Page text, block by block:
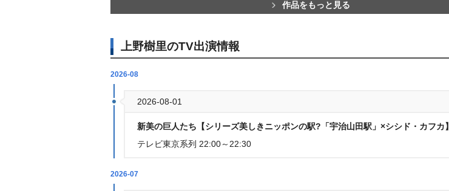
作品をもっと見る
上野樹里のTV出演情報
2026-08
2026-08-01
新美の巨人たち【シリーズ美しきニッポンの駅?「宇治山田駅」×シシド・カフカ】
テレビ東京系列 22:00～22:30
2026-07